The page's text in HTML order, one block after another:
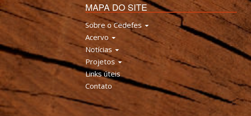
MAPA DO SITE
Sobre o Cedefes
Acervo
Notícias
Projetos
Links úteis
Contato